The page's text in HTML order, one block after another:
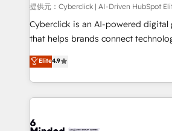
architecture, AI enablement, and
delivered through our proprietary
for responsible AI adoption. As a HubSpot Elite
we blend strategy, creativity, and
organisations scale smarter and
提供元：Cyberclick | AI-Driven HubSpot
Cyberclick is an AI-powered digital
that helps brands connect
creativity to achieve measurable
Barcelona and operating across
the UK, we support global
smarter marketing, sales, and
Iberia (Spain & Portugal), we
Elite4.9